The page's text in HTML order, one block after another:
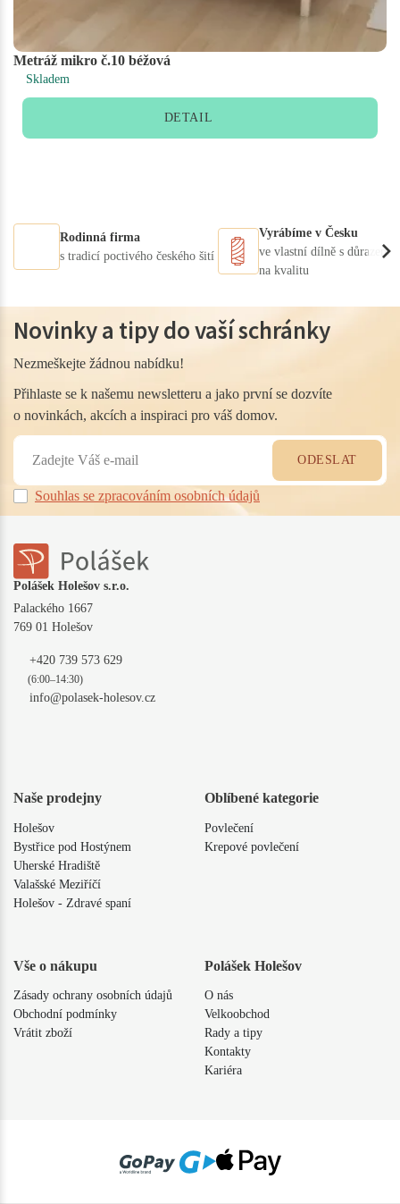
Metráž mikro č.10 béžová
Skladem
DETAIL
Rodinná firma
s tradicí poctivého českého šití
Vyrábíme v Česku
ve vlastní dílně s důrazem
na kvalitu
Novinky a tipy do vaší schránky
Nezmeškejte žádnou nabídku!
Přihlaste se k našemu newsletteru a jako první se dozvíte
o novinkách, akcích a inspiraci pro váš domov.
Souhlas se zpracováním osobních údajů
ODESLAT
Polášek Holešov s.r.o.
Palackého 1667
769 01 Holešov
+420 739 573 629
(6:00–14:30)
info@polasek-holesov.cz
Naše prodejny
Holešov
Bystřice pod Hostýnem
Uherské Hradiště
Valašské Meziříčí
Holešov - Zdravé spaní
Oblíbené kategorie
Povlečení
Krepové povlečení
Vše o nákupu
Zásady ochrany osobních údajů
Obchodní podmínky
Vrátit zboží
Polášek Holešov
O nás
Velkoobchod
Rady a tipy
Kontakty
Kariéra